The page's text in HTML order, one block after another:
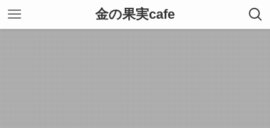
金の果実cafe